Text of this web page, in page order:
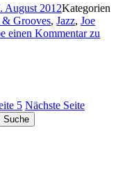
August 2012Kategorien
& Grooves, Jazz, Joe
einen Kommentarzu
5 Nächste Seite
Suche